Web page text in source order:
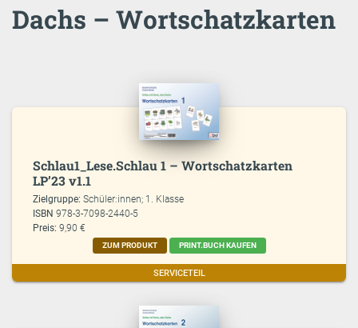
Dachs – Wortschatzkarten
Schlau1_Lese.Schlau 1 – Wortschatzkarten
LP’23 v1.1
Zielgruppe:Schüler:innen; 1. Klasse
ISBN978-3-7098-2440-5
Preis: 9,90 €
ZUM PRODUKT PRINT.BUCH KAUFEN
SERVICETEIL